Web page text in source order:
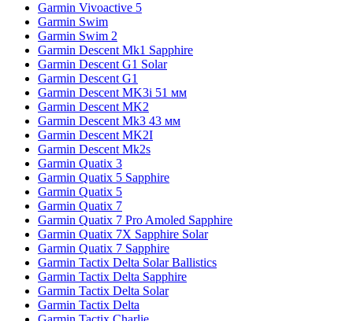
Garmin Vivoactive 5
Garmin Swim
Garmin Swim 2
Garmin Descent Mk1 Sapphire
Garmin Descent G1 Solar
Garmin Descent G1
Garmin Descent MK3i 51 мм
Garmin Descent MK2
Garmin Descent Mk3 43 мм
Garmin Descent MK2I
Garmin Descent Mk2s
Garmin Quatix 3
Garmin Quatix 5 Sapphire
Garmin Quatix 5
Garmin Quatix 7
Garmin Quatix 7 Pro Amoled Sapphire
Garmin Quatix 7X Sapphire Solar
Garmin Quatix 7 Sapphire
Garmin Tactix Delta Solar Ballistics
Garmin Tactix Delta Sapphire
Garmin Tactix Delta Solar
Garmin Tactix Delta